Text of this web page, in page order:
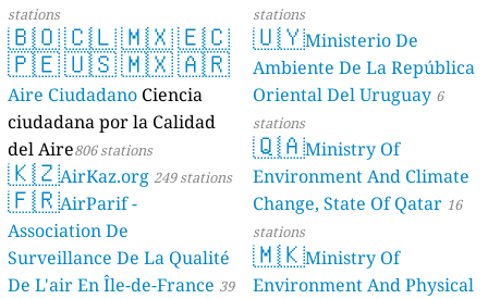
stations
🇧🇴🇨🇱🇲🇽🇪🇨
🇵🇪🇺🇸🇲🇽🇦🇷
Aire Ciudadano Ciencia
ciudadana por la Calidad
del Aire806 stations
🇰🇿AirKaz.org 249 stations
🇫🇷AirParif -
Association De
Surveillance De La Qualité
De L'air En Île-de-France 39
stations
🇺🇾Ministerio De
Ambiente De La República
Oriental Del Uruguay 6
stations
🇶🇦Ministry Of
Environment And Climate
Change, State Of Qatar 16
stations
🇲🇰Ministry Of
Environment And Physical